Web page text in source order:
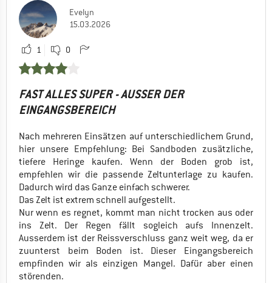
Evelyn
15.03.2026
1 0
FAST ALLES SUPER - AUSSER DER
EINGANGSBEREICH
Nach mehreren Einsätzen auf unterschiedlichem Grund,
hier unsere Empfehlung: Bei Sandboden zusätzliche,
tiefere Heringe kaufen. Wenn der Boden grob ist,
empfehlen wir die passende Zeltunterlage zu kaufen.
Dadurch wird das Ganze einfach schwerer.
Das Zelt ist extrem schnell aufgestellt.
Nur wenn es regnet, kommt man nicht trocken aus oder
ins Zelt. Der Regen fällt sogleich aufs Innenzelt.
Ausserdem ist der Reissverschluss ganz weit weg, da er
zuunterst beim Boden ist. Dieser Eingangsbereich
empfinden wir als einzigen Mangel. Dafür aber einen
störenden.